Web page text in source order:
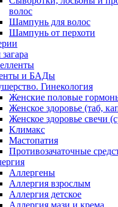
волос
Шампунь для волос
Шампунь от перхоти
и БАДы
Гинекология
Женские половые
Женское здоровье (таб,
Женское здоровье свечи
Климакс
Мастопатия
Противозачаточные
Аллергены
Аллергия взрослым
Аллергия детское
Аллергия мази и крема